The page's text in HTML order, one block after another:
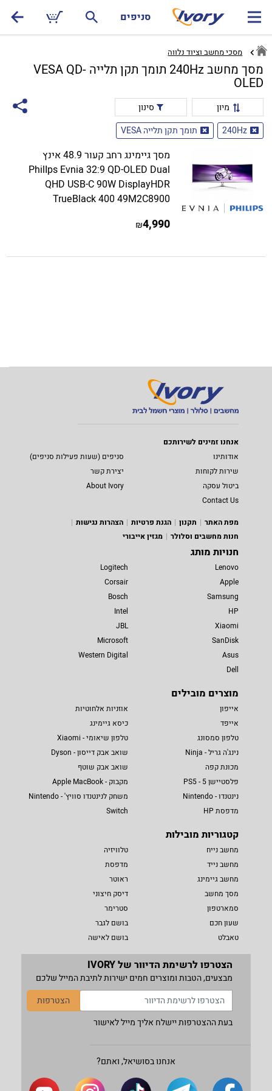
סניפים
מסכי מחשב וציוד נלווה
מסך מחשב 240Hz תומך תקן תלייה VESA QD-
OLED
מיון
סינון
240Hz
תומך תקן תלייה VESA
מסך גיימינג רחב קעור 48.9 אינץ
PhilIps Evnia 32:9 QD-OLED Dual
QHD USB-C 90W DisplayHDR
TrueBlack 400 49M2C8900
4,990
₪
אנחנו זמינים לשירותכם
אודותינו
סניפים (שעות פעילות סניפים)
שירות לקוחות
יצירת קשר
ביטול עסקה
About Ivory
Contact Us
מפת האתר
תקנון הגנת פרטיות
הצהרות נגישות
חנות מחשבים וסלולר
מגזין אייבורי
חנויות מותג
Lenovo
Apple
Samsung
HP
Xiaomi
SanDisk
Asus
Dell
Logitech
Corsair
Bosch
Intel
JBL
Microsoft
Western Digital
מוצרים מובילים
אייפון
אייפד
טלפון סמסונג
נינג'ה גריל - Ninja
מכונת קפה
פלסטיישן 5 - PS5
נינטנדו - Nintendo
מדפסת HP
אוזניות אלחוטיות
כיסא גיימינג
טלפון שיאומי - Xiaomi
שואב אבק דייסון - Dyson
שואב אבק שוטף
מקבוק - Apple MacBook
משחק לנינטנדו סוויץ' - Nintendo
Switch
קטגוריות מובילות
מחשב נייח
מחשב נייד
מחשב גיימינג
מסך מחשב
סמארטפון
שעון חכם
טאבלט
טלוויזיה
מדפסת
ראוטר
דיסק חיצוני
סטרימר
בושם לגבר
בושם לאישה
הצטרפו לרשימת הדיוור של IVORY
מבצעים, הטבות ומוצרים חמים ישירות לתיבת המייל שלכם
הצטרפות
בעת ההצטרפות יישלח אליך מייל לאישור
אנחנו בסושיאל, ואתם?